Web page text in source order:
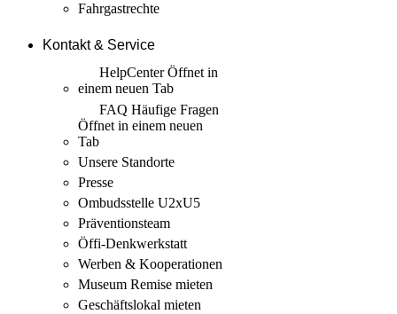
Fahrgastrechte
Kontakt & Service
HelpCenterÖffnet in
einem neuen Tab
FAQ Häufige Fragen
Öffnet in einem neuen
Tab
Unsere Standorte
Presse
Ombudsstelle U2xU5
Präventionsteam
Öffi-Denkwerkstatt
Werben & Kooperationen
Museum Remise mieten
Geschäftslokal mieten